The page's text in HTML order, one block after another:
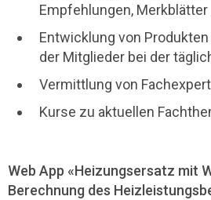
Empfehlungen,
Entwicklung von
der Mitglieder bei der
Vermittlung von
Kurse zu aktuellen
Web App «Heizungsersatz mit
Berechnung des